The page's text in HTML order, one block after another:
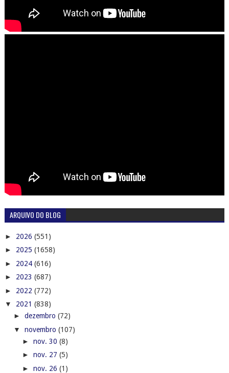
ARQUIVO DO BLOG
► 2026 (551)
► 2025 (1658)
► 2024 (616)
► 2023 (687)
► 2022 (772)
▼ 2021 (838)
► dezembro (72)
▼ novembro (107)
► nov. 30 (8)
► nov. 27 (5)
► nov. 26 (1)